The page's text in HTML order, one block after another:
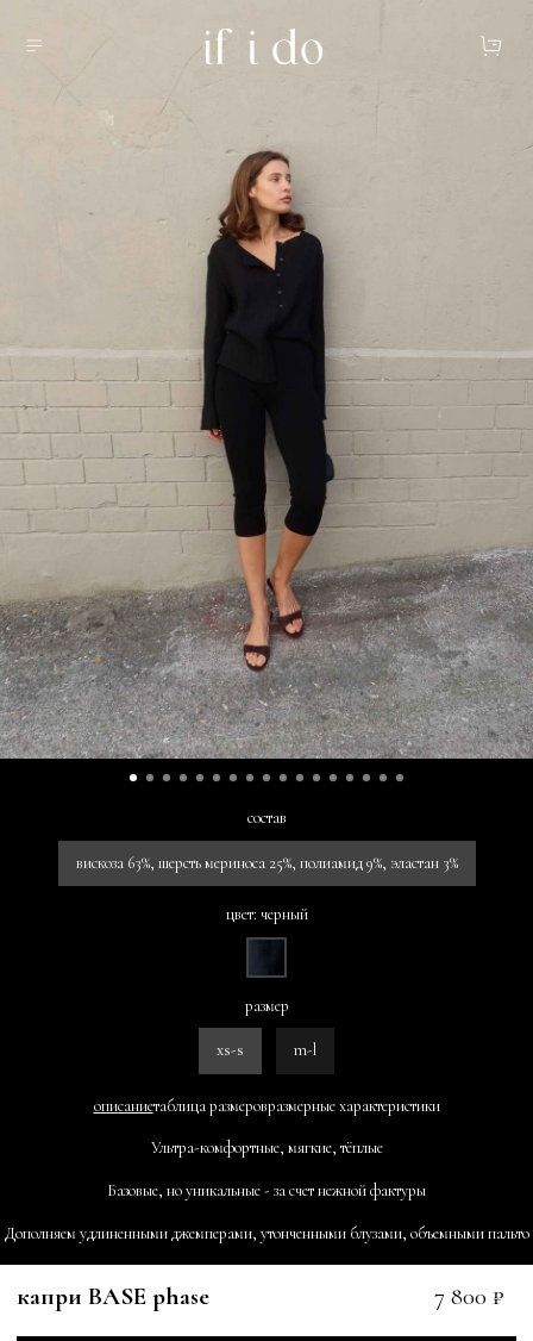
состав
вискоза 63%, шерсть мериноса 25%, полиамид 9%, эластан 3%
цвет: черный
размер
xs-s m-l
описаниетаблица размеровразмерные характеристики
Ультра-комфортные, мягкие, тёплые
Базовые, но уникальные - за счет нежной фактуры
Дополняем удлиненными джемперами, утонченными блузами, объемными пальто
капри BASE phase 7 800 ₽